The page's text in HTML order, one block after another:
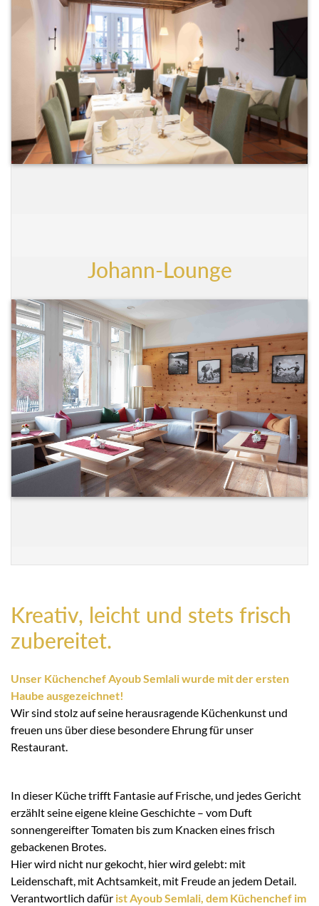
Johann-Lounge
Kreativ, leicht und stets frisch
zubereitet.
Unser Küchenchef Ayoub Semlali wurde mit der ersten
Haube ausgezeichnet!
Wir sind stolz auf seine herausragende Küchenkunst und
freuen uns über diese besondere Ehrung für unser
Restaurant.
In dieser Küche trifft Fantasie auf Frische, und jedes Gericht
erzählt seine eigene kleine Geschichte – vom Duft
sonnengereifter Tomaten bis zum Knacken eines frisch
gebackenen Brotes.
Hier wird nicht nur gekocht, hier wird gelebt: mit
Leidenschaft, mit Achtsamkeit, mit Freude an jedem Detail.
Verantwortlich dafür ist Ayoub Semlali, dem Küchenchef im